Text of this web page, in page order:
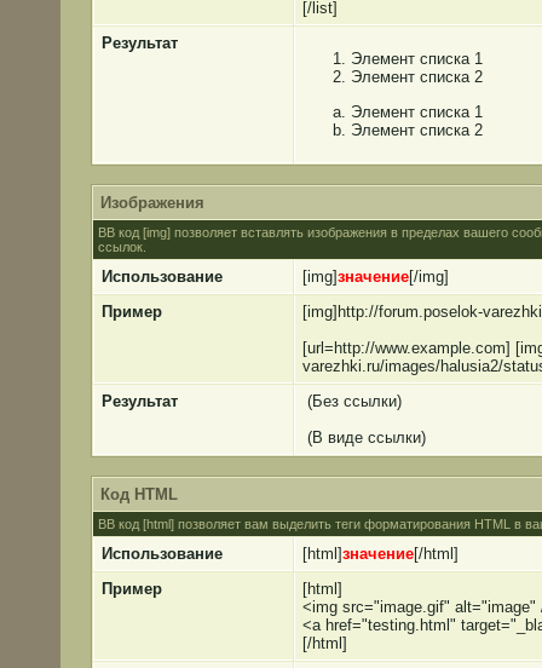
[/list]
Результат
Элемент списка 1
Элемент списка 2
Элемент списка 1
Элемент списка 2
Изображения
BB код [img] позволяет вставлять изображения в пределах вашего
ссылок.
Использование [img]значение[/img]
Пример
[img]http://forum.poselok-
[url=http://www.example.com]
varezhki.ru/images/halusia2/
Результат
(Без ссылки)
(В виде ссылки)
Код HTML
BB код [html] позволяет вам выделить теги форматирования HTML в
Использование [html]значение[/html]
Пример
[html]
<img src="image.gif" alt="image"
<a href="testing.html"
[/html]